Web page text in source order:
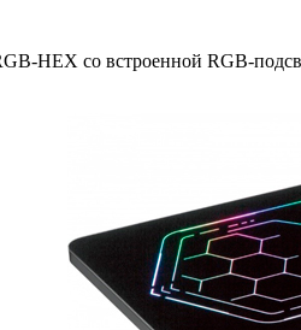
HEX со встроенной RGB-